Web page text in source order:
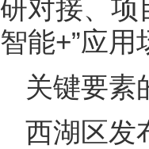
研对接、项
智能+”应用
关键要素
西湖区发